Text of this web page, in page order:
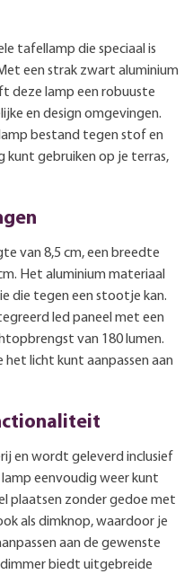
tafellamp die speciaal is
een strak zwart aluminium
deze lamp een robuuste
en design omgevingen.
bestand tegen stof en
kunt gebruiken op je terras,
van 8,5 cm, een breedte
Het aluminium materiaal
die tegen een stootje kan.
led paneel met een
van 180 lumen.
het licht kunt aanpassen aan
en wordt geleverd inclusief
eenvoudig weer kunt
plaatsen zonder gedoe met
als dimknop, waardoor je
aan de gewenste
biedt uitgebreide